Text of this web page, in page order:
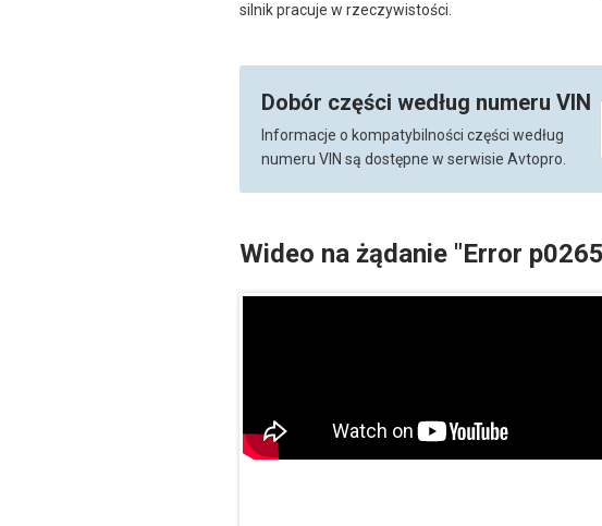
silnik pracuje w rzeczywistości.
Dobór części według numeru VIN
Informacje o kompatybilności części według
numeru VIN są dostępne w serwisie Avtopro.
Wideo na żądanie "Error